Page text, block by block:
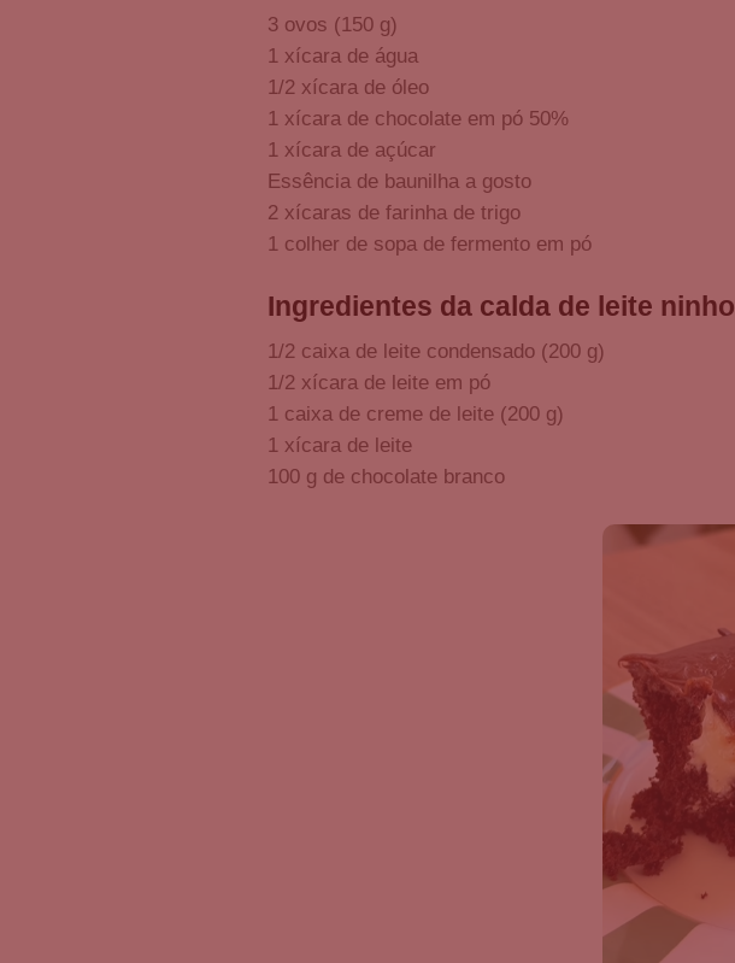
3 ovos (150 g)
1 xícara de água
1/2 xícara de óleo
1 xícara de chocolate em pó 50%
1 xícara de açúcar
Essência de baunilha a gosto
2 xícaras de farinha de trigo
1 colher de sopa de fermento em pó
Ingredientes da calda de leite ninho
1/2 caixa de leite condensado (200 g)
1/2 xícara de leite em pó
1 caixa de creme de leite (200 g)
1 xícara de leite
100 g de chocolate branco